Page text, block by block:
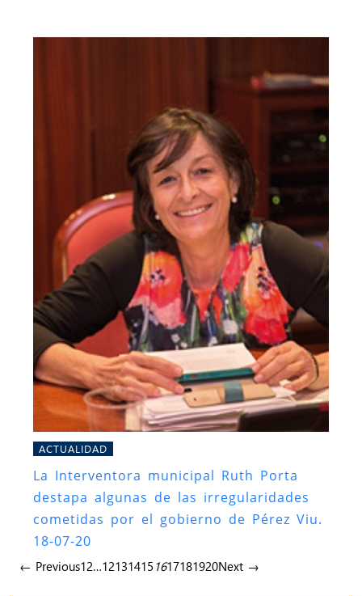
ACTUALIDAD
La Interventora municipal Ruth Porta
destapa algunas de las irregularidades
cometidas por el gobierno de Pérez Viu.
18-07-20
← Previous12…12131415 1617181920Next →